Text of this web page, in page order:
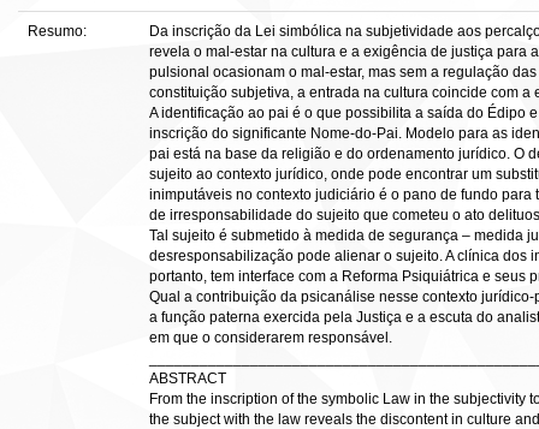
Resumo:
Da inscrição da Lei simbólica na subjetividade aos
revela o mal-estar na cultura e a exigência de justiça para
pulsional ocasionam o mal-estar, mas sem a regulação
constituição subjetiva, a entrada na cultura coincide com
A identificação ao pai é o que possibilita a saída do Édipo
inscrição do significante Nome-do-Pai. Modelo para as
pai está na base da religião e do ordenamento jurídico. O
sujeito ao contexto jurídico, onde pode encontrar um
inimputáveis no contexto judiciário é o pano de fundo
de irresponsabilidade do sujeito que cometeu o ato
Tal sujeito é submetido à medida de segurança – medida
desresponsabilização pode alienar o sujeito. A clínica dos
portanto, tem interface com a Reforma Psiquiátrica e
Qual a contribuição da psicanálise nesse contexto
a função paterna exercida pela Justiça e a escuta do
em que o considerarem responsável.
ABSTRACT
From the inscription of the symbolic Law in the subjectivity
the subject with the law reveals the discontent in culture